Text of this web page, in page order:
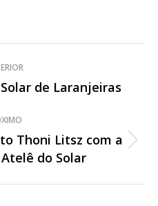
Post
de Laranjeiras
Próximo
post:
Thoni Litsz com a
do Solar